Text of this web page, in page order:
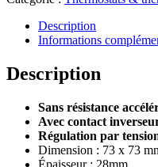
Description
Informations
Description
Sans résistance
Avec contact
Régulation par
Dimension : 73 x 73
Épaisseur : 28mm